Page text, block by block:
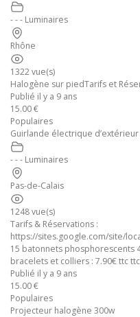
- - - Luminaires
Rhône
1322 vue(s)
Halogène sur piedTarifs et
Publié il y a 9 ans
15.00 €
Populaires
Guirlande électrique d’extérieur
- - - Luminaires
Pas-de-Calais
1248 vue(s)
Tarifs & Réservations :
https://sites.google.com/site/
15 batonnets phosphorescents
bracelets et colliers : 7.90€ ttc ttc
Publié il y a 9 ans
15.00 €
Populaires
Projecteur halogène 300w